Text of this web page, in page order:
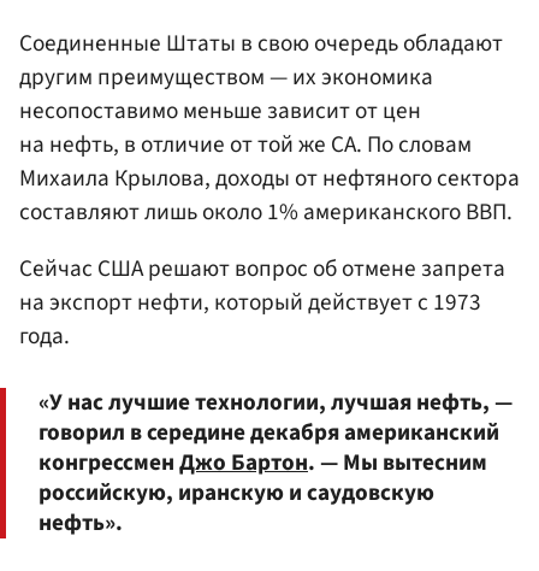
Соединенные Штаты в свою очередь обладают
другим преимуществом — их экономика
несопоставимо меньше зависит от цен
на нефть, в отличие от той же СА. По словам
Михаила Крылова, доходы от нефтяного сектора
составляют лишь около 1% американского ВВП.
Сейчас США решают вопрос об отмене запрета
на экспорт нефти, который действует с 1973
года.
«У нас лучшие технологии, лучшая нефть, —
говорил в середине декабря американский
конгрессменДжо Бартон. — Мы вытесним
российскую, иранскую и саудовскую
нефть».